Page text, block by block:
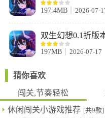
2、叠加灼烧
九尾炎狐+不死之王+希望之火
九尾炎狐，群体灼烧 ;
不死之王，重生反击 ;
197.4MB 2026-07-
双生幻想0.1折版
197MB 2026-07-17
猜你喜欢
闯关,节奏轻松
休闲闯关小游戏推荐 [共9款]